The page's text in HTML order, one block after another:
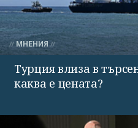
МНЕНИЯ
Турция влиза в
каква е цената?